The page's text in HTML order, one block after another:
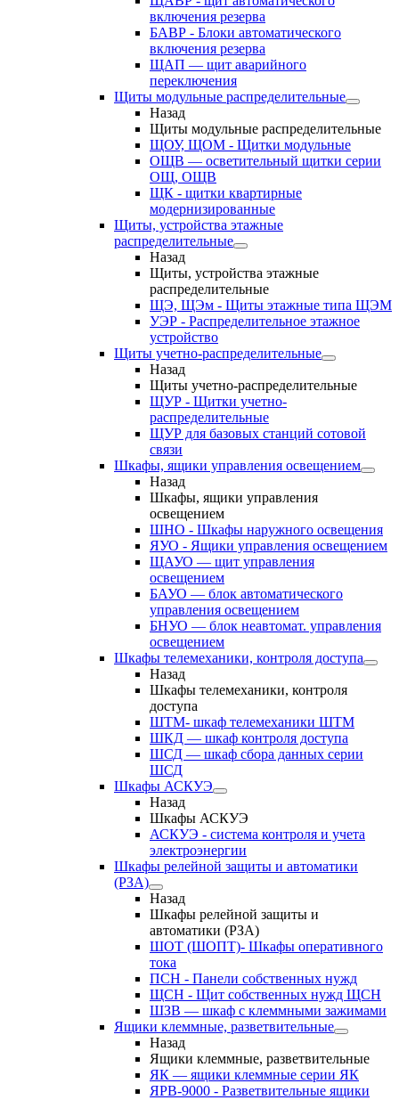
включения резерва
БАВР - Блоки автоматического
включения резерва
ЩАП — щит аварийного
переключения
Щиты модульные распределительные
Назад
Щиты модульные распределительные
ЩОУ, ЩОМ - Щитки модульные
ОЩВ — осветительный щитки серии
ОЩ, ОЩВ
ЩК - щитки квартирные
модернизированные
Щиты, устройства этажные
распределительные
Назад
Щиты, устройства этажные
распределительные
ЩЭ, ЩЭм - Щиты этажные типа ЩЭМ
УЭР - Распределительное этажное
устройство
Щиты учетно-распределительные
Назад
Щиты учетно-распределительные
ЩУР - Щитки учетно-
распределительные
ЩУР для базовых станций сотовой
связи
Шкафы, ящики управления освещением
Назад
Шкафы, ящики управления
освещением
ШНО - Шкафы наружного освещения
ЯУО - Ящики управления освещением
ЩАУО — щит управления
освещением
БАУО — блок автоматического
управления освещением
БНУО — блок неавтомат. управления
освещением
Шкафы телемеханики, контроля доступа
Назад
Шкафы телемеханики, контроля
доступа
ШТМ- шкаф телемеханики ШТМ
ШКД — шкаф контроля доступа
ШСД — шкаф сбора данных серии
ШСД
Шкафы АСКУЭ
Назад
Шкафы АСКУЭ
АСКУЭ - система контроля и учета
электроэнергии
Шкафы релейной защиты и автоматики
(РЗА)
Назад
Шкафы релейной защиты и
автоматики (РЗА)
ШОТ (ШОПТ)- Шкафы оперативного
тока
ПСН - Панели собственных нужд
ЩСН - Щит собственных нужд ЩСН
ШЗВ — шкаф с клеммными зажимами
Ящики клеммные, разветвительные
Назад
Ящики клеммные, разветвительные
ЯК — ящики клеммные серии ЯК
ЯРВ-9000 - Разветвительные ящики